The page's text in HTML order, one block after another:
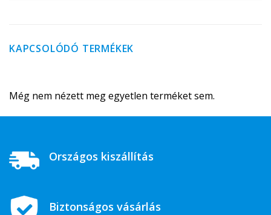
KAPCSOLÓDÓ TERMÉKEK
Még nem nézett meg egyetlen terméket sem.
Országos kiszállítás
Biztonságos vásárlás